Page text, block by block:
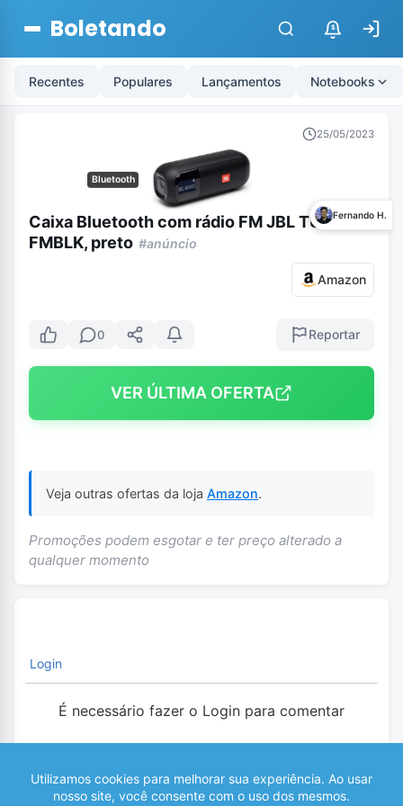
Boletando $
Recentes Populares Lançamentos Notebooks
25/05/2023
Bluetooth
Fernando H.
Caixa Bluetooth com rádio FM JBL TUNER2
FMBLK, preto #anúncio
Amazon
0 Reportar
VER ÚLTIMA OFERTA
Veja outras ofertas da loja Amazon.
Promoções podem esgotar e ter preço alterado a
qualquer momento
Login
É necessário fazer o Login para comentar